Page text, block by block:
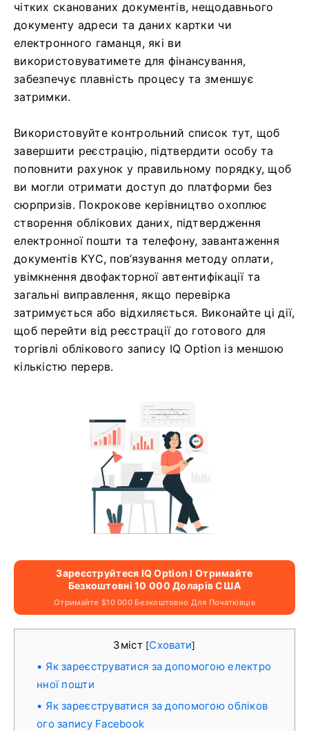
чітких сканованих документів, нещодавнього
документу адреси та даних картки чи
електронного гаманця, які ви
використовуватимете для фінансування,
забезпечує плавність процесу та зменшує
затримки.
Використовуйте контрольний список тут, щоб
завершити реєстрацію, підтвердити особу та
поповнити рахунок у правильному порядку, щоб
ви могли отримати доступ до платформи без
сюрпризів. Покрокове керівництво охоплює
створення облікових даних, підтвердження
електронної пошти та телефону, завантаження
документів KYC, пов’язування методу оплати,
увімкнення двофакторної автентифікації та
загальні виправлення, якщо перевірка
затримується або відхиляється. Виконайте ці дії,
щоб перейти від реєстрації до готового для
торгівлі облікового запису IQ Option із меншою
кількістю перерв.
Зареєструйтеся IQ Option І Отримайте
Безкоштовні 10 000 Доларів США
Отримайте $10 000 Безкоштовно Для Початківців
Зміст [Сховати]
Як зареєструватися за допомогою електро
нної пошти
Як зареєструватися за допомогою обліков
ого запису Facebook